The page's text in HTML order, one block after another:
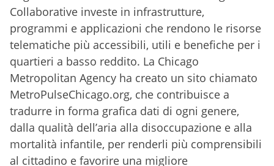
Collaborative investe in infrastrutture,
programmi e applicazioni che rendono le risorse
telematiche più accessibili, utili e benefiche per i
quartieri a basso reddito. La Chicago
Metropolitan Agency ha creato un sito chiamato
MetroPulseChicago.org, che contribuisce a
tradurre in forma grafica dati di ogni genere,
dalla qualità dell’aria alla disoccupazione e alla
mortalità infantile, per renderli più comprensibili
al cittadino e favorire una migliore